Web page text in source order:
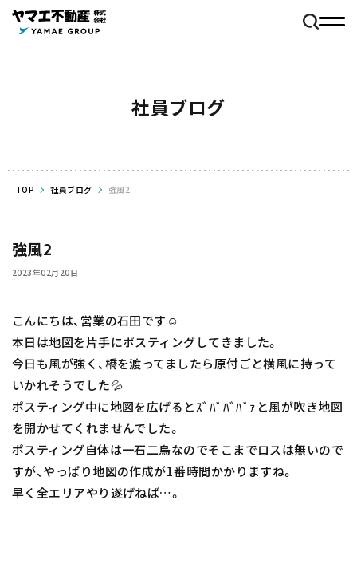
社員ブログ
TOP 社員ブログ 強風2
強風2
2023年02月20日
こんにちは、営業の石田です☺️
本日は地図を片手にポスティングしてきました。
今日も風が強く、橋を渡ってましたら原付ごと横風に持って
いかれそうでした💦
ポスティング中に地図を広げるとｽﾞﾊﾞﾊﾞﾊﾞｧと風が吹き地図
を開かせてくれませんでした。
ポスティング自体は一石二鳥なのでそこまでロスは無いので
すが、やっぱり地図の作成が1番時間かかりますね。
早く全エリアやり遂げねば…。